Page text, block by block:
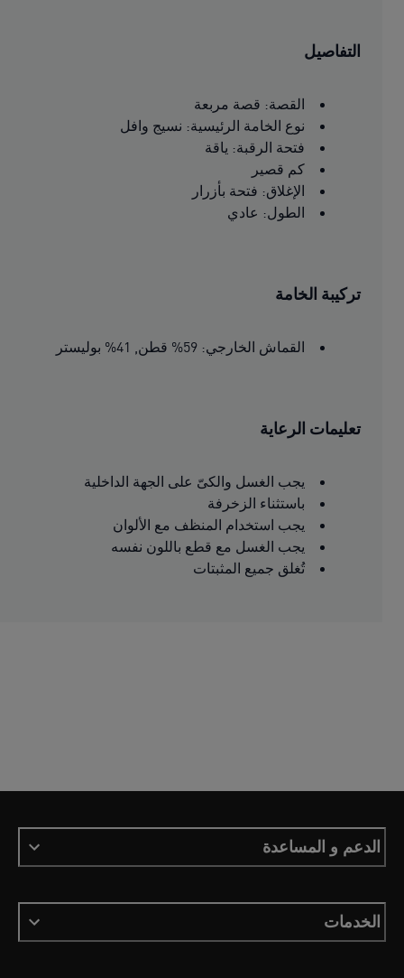
التفاصيل
القصة: قصة مربعة
نوع الخامة الرئيسية: نسيج وافل
فتحة الرقبة: ياقة
كم قصير
الإغلاق: فتحة بأزرار
الطول: عادي
تركيبة الخامة
القماش الخارجي: 59% قطن, 41% بوليستر
تعليمات الرعاية
يجب الغسل والكىّ على الجهة الداخلية
باستثناء الزخرفة
يجب استخدام المنظف مع الألوان
يجب الغسل مع قطع باللون نفسه
تُغلق جميع المثبتات
الدعم و المساعدة
الخدمات